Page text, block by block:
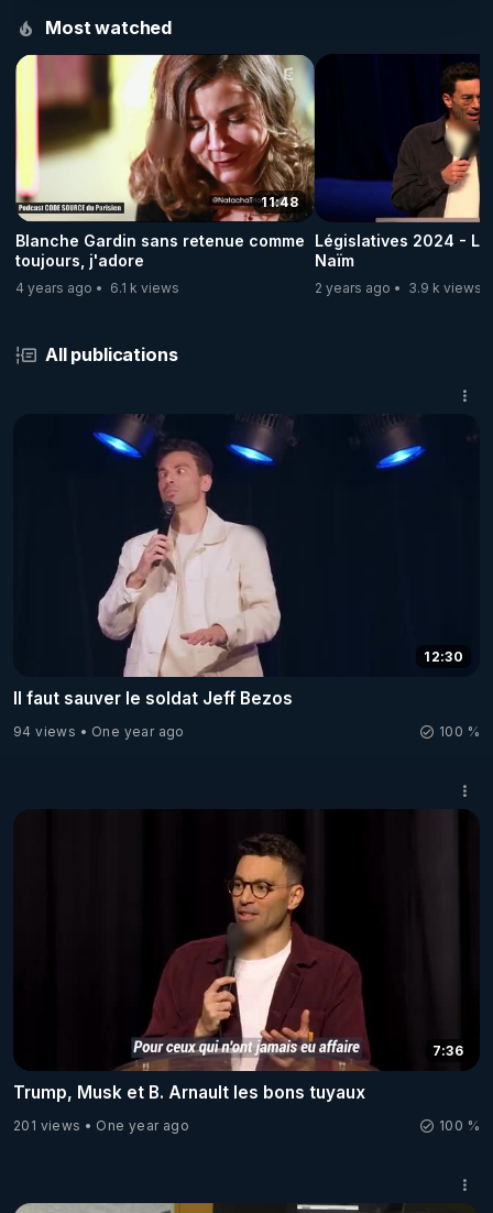
Most watched
11:48
Blanche Gardin sans retenue comme
toujours, j'adore
4 years ago 6.1 k views
Législatives 2024 -
Naïm
2 years ago 3.9 k views
All publications
12:30
Il faut sauver le soldat Jeff Bezos
94 views One year ago 100 %
7:36
Trump, Musk et B. Arnault les bons tuyaux
201 views One year ago 100 %